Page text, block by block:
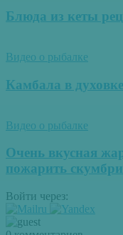
Блюда из кеты
Видео о рыбалке
Камбала в
Видео о рыбалке
Очень вкусная
пожарить
Войти через: